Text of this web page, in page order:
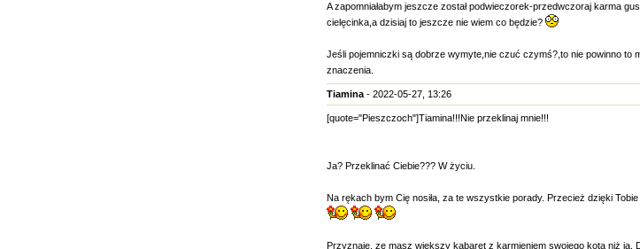
A zapomniałabym jeszcze został podwieczorek-przedwczoraj karma
cielęcinka,a dzisiaj to jeszcze nie wiem co będzie?
Jeśli pojemniczki są dobrze wymyte,nie czuć czymś?,to nie powinno to
znaczenia.
Tiamina- 2022-05-27, 13:26
[quote="Pieszczoch"]Tiamina!!!Nie przeklinaj mnie!!!
Ja? Przeklinać Ciebie??? W życiu.
Na rękach bym Cię nosiła, za te wszystkie porady. Przecież dzięki
Przyznaję, ze masz większy kabaret z karmieniem swojego kota niż ja.